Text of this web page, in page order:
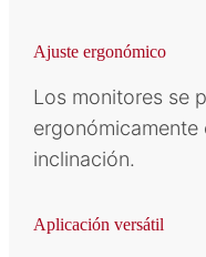
Ajuste ergonómico
Los monitores se
inclinación.
Aplicación versátil